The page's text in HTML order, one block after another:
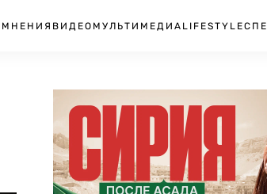
МНЕНИЯ ВИДЕО МУЛЬТИМЕДИА LIFESTYLE